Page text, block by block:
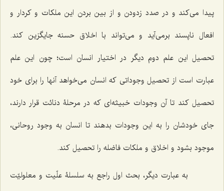
پیدا می‌کند و در صدد زدودن و از بین بردن این ملکات و کردار و
افعال ناپسند برمی‌آید و می‌تواند با اخلاق حسنه جایگزین کند.
تحصیل این علم دوم دیگر در اختیار انسان است؛ چون این علم
عبارت است از تحصیل وجوداتی که انسان می‌خواهد آنها را برای خود
تحصیل کند تا آن وجودات خبیثه‌ای که در مرحلۀ دنائت قرار دارند،
جای خودشان را به این وجودات بدهند تا انسان به وجود روحانی،
موجود بشود و اخلاق و ملکات فاضله را تحصیل کند.
به عبارت دیگر، بحث اول راجع به سلسلۀ علّیت و معلولیّت